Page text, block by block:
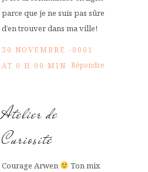
parce que je ne suis pas sûre
d’en trouver dans ma ville!
30 NOVEMBRE -0001
AT 0 H 00 MIN Répondre
Atelier de
Curiosité
Courage Arwen
Ton mix